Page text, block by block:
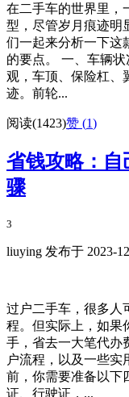
在二手车的世界里，
型，尽管岁月痕迹明
们一起来分析一下这
的要点。 一、车辆
观，车顶、保险杠、
迹。前轮...
阅读(1423)赞 (1)
省钱攻略：自
骤
3
liuying 发布于 2023-
过户二手车，很多人
程。但实际上，如果
手，省去一大笔代办
户流程，以及一些实
前，你需要准备以下
证、行驶证，...